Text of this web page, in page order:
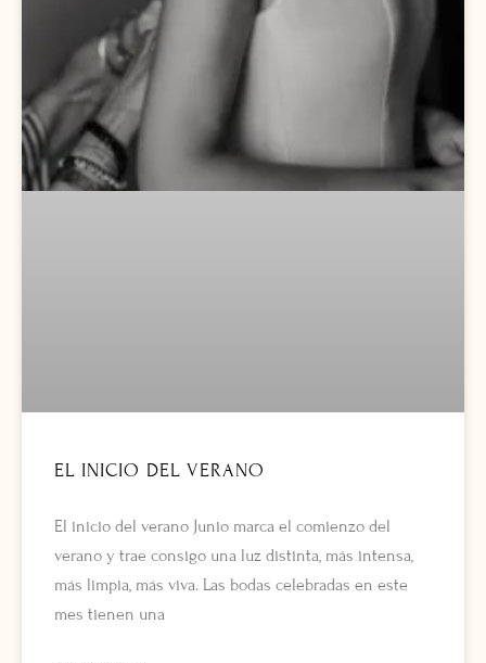
EL INICIO DEL VERANO
El inicio del verano Junio marca el comienzo del
verano y trae consigo una luz distinta, más intensa,
más limpia, más viva. Las bodas celebradas en este
mes tienen una